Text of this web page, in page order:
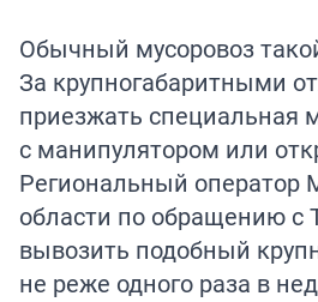
Обычный мусоровоз
За крупногабаритными
приезжать специальная
с манипулятором или
Региональный оператор
области по обращению с
вывозить подобный
не реже одного раза в